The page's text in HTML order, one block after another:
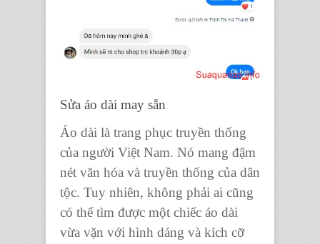
Sửa áo dài may sẵn
Áo dài là trang phục truyền thống
của người Việt Nam. Nó mang đậm
nét văn hóa và truyền thống của dân
tộc. Tuy nhiên, không phải ai cũng
có thể tìm được một chiếc áo dài
vừa vặn với hình dáng và kích cỡ